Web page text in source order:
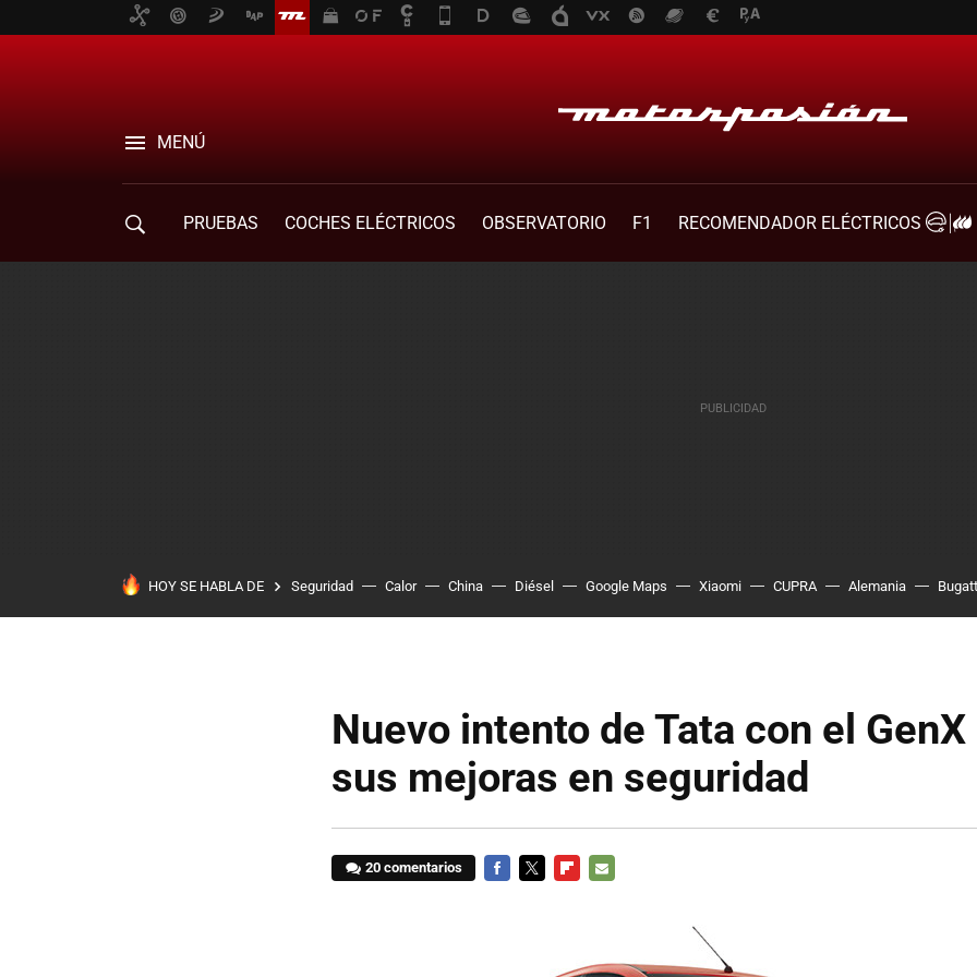
MENÚ
PRUEBAS COCHES ELÉCTRICOS OBSERVATORIO F1
RECOMENDADOR ELÉCTRICOS
HOY SE HABLA DE Seguridad Calor China Diésel Google Maps Xiaomi CUPRA Alemania
Nuevo intento de Tata con el GenX
sus mejoras en seguridad
20 comentarios